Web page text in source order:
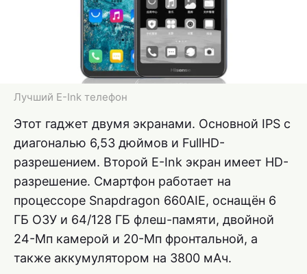
Лучший E-Ink телефон
Этот гаджет двумя экранами. Основной IPS с
диагональю 6,53 дюймов и FullHD-
разрешением. Второй E-Ink экран имеет HD-
разрешение. Смартфон работает на
процессоре Snapdragon 660AIE, оснащён 6
ГБ ОЗУ и 64/128 ГБ флеш-памяти, двойной
24-Мп камерой и 20-Мп фронтальной, а
также аккумулятором на 3800 мАч.